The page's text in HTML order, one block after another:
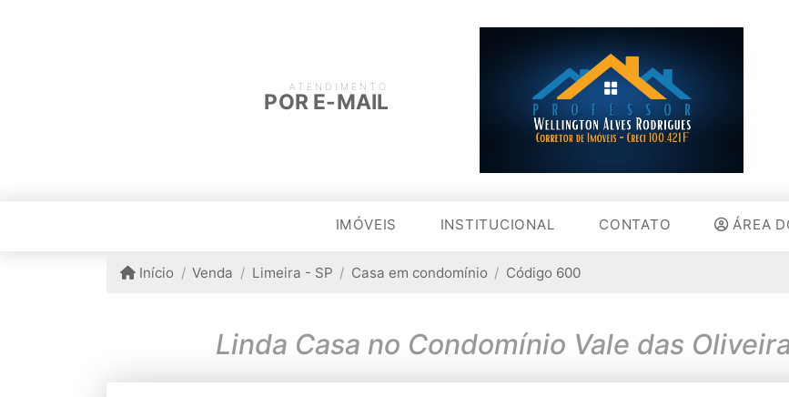
ATENDIMENTO
POR E-MAIL
IMÓVEIS INSTITUCIONAL CONTATO ÁREA
Início Venda Limeira - SP Casa em condomínio Código 600
Linda Casa no Condomínio Vale das